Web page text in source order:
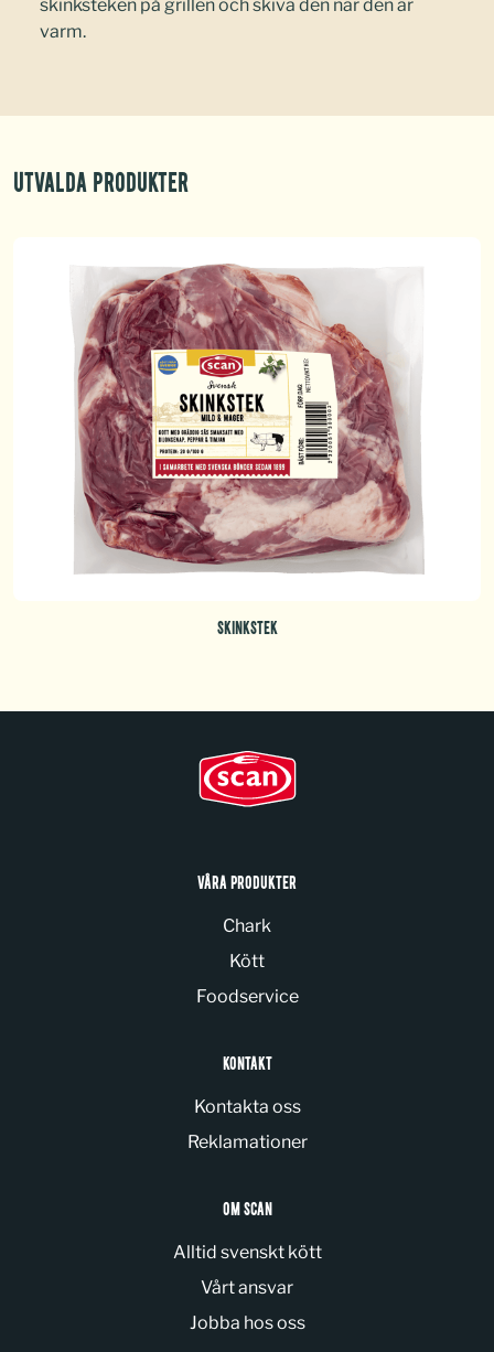
skinksteken på grillen och skiva den när den är
varm.
Utvalda produkter
SKINKSTEK
VÅRA PRODUKTER
Chark
Kött
Foodservice
KONTAKT
Kontakta oss
Reklamationer
OM SCAN
Alltid svenskt kött
Vårt ansvar
Jobba hos oss